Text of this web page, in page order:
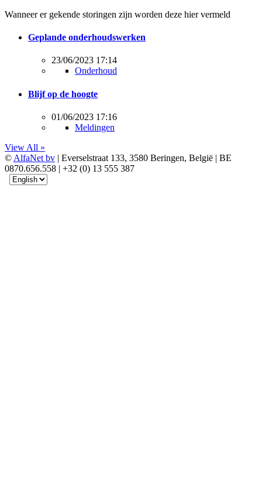
Wanneer er gekende storingen zijn worden deze hier vermeld
Geplande onderhoudswerken
23/06/2023 17:14
Onderhoud
Blijf op de hoogte
01/06/2023 17:16
Meldingen
View All »
© AlfaNet bv | Everselstraat 133, 3580 Beringen, België | BE
0870.656.558 | +32 (0) 13 555 387